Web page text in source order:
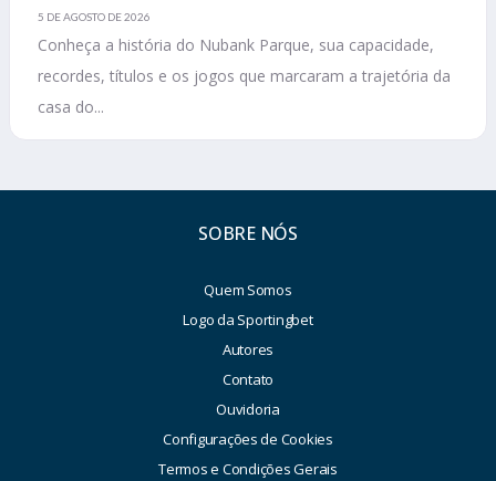
5 DE AGOSTO DE 2026
Conheça a história do Nubank Parque, sua capacidade,
recordes, títulos e os jogos que marcaram a trajetória da
casa do...
SOBRE NÓS
Quem Somos
Logo da Sportingbet
Autores
Contato
Ouvidoria
Configurações de Cookies
Termos e Condições Gerais